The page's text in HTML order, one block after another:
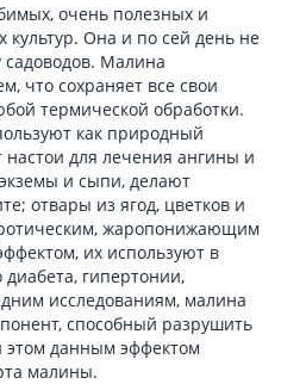
очень полезных и
культур. Она и по сей день не
садоводов. Малина
что сохраняет все свои
термической обработки.
как природный
настои для лечения ангины и
и сыпи, делают
отвары из ягод, цветков и
жаропонижающим
их используют в
диабета, гипертонии,
исследованиям, малина
способный разрушить
этом данным эффектом
малины.